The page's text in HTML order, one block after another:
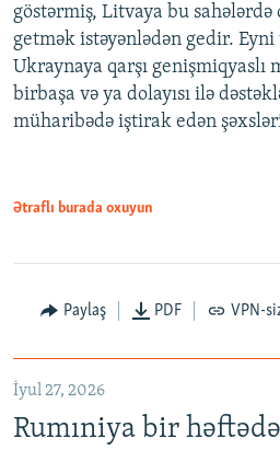
göstərmiş, Litvaya bu sahələrdə
getmək istəyənlədən gedir.
Ukraynaya qarşı genişmiqyaslı
birbaşa və ya dolayısı ilə
müharibədə iştirak edən
Ətraflı burada oxuyun
Paylaş PDF VPN-
İyul 27, 2026
Rumıniya bir